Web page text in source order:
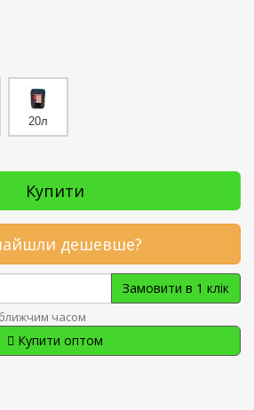
20л
Купити
дешевше?
Замовити в 1 клік
часом
Купити оптом